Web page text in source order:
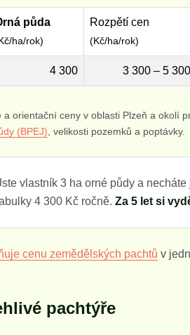
půda
ha/rok)
Rozpětí cen
(Kč/ha/rok)
4 300 3 300 – 5 300
orientační ceny v oblasti Plzeň a okolí
(BPEJ) , velikosti pozemků a poptávky.
vlastník 3 ha orné půdy a
4 300 Kč ročně. Za 5 let si
cenu zemědělských pachtů v
pachtýře